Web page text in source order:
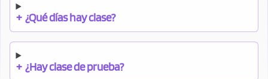
+ ¿Qué días hay clase?
+ ¿Hay clase de prueba?